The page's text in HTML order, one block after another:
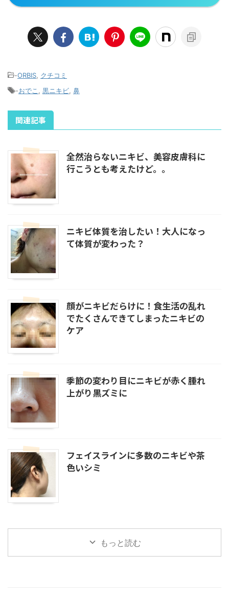
-ORBIS クチコミ
-おでこ 黒ニキビ 鼻
関連記事
全然治らないニキビ、美容皮膚科に
行こうとも考えたけど。。
ニキビ体質を治したい！大人になっ
て体質が変わった？
顔がニキビだらけに！食生活の乱れ
でたくさんできてしまったニキビの
ケア
季節の変わり目にニキビが赤く腫れ
上がり黒ズミに
フェイスラインに多数のニキビや茶
色いシミ
もっと読む